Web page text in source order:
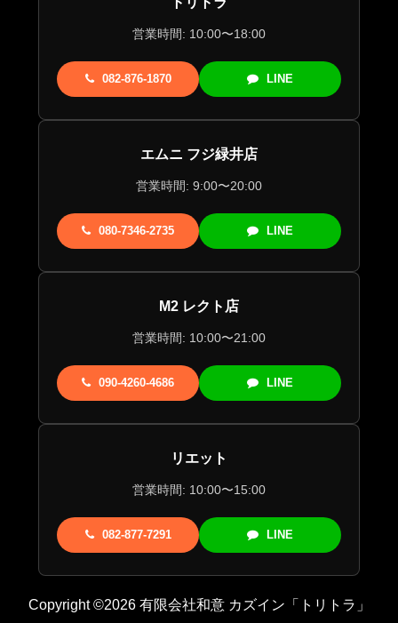
営業時間: 10:00〜18:00
082-876-1870 LINE
エムニ フジ緑井店
営業時間: 9:00〜20:00
080-7346-2735 LINE
M2 レクト店
営業時間: 10:00〜21:00
090-4260-4686 LINE
リエット
営業時間: 10:00〜15:00
082-877-7291 LINE
Copyright ©2026 有限会社和意 カズイン「トリトラ」